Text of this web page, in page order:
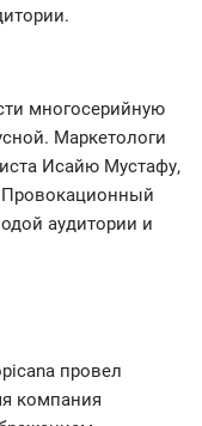
многосерийную
Маркетологи
Исайю Мустафу,
Провокационный
аудитории и
провел
компания